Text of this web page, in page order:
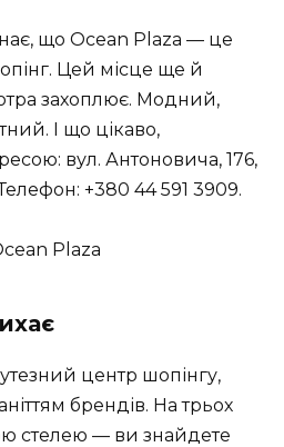
що Ocean Plaza — це
Цей місце ще й
захоплює. Модний,
І що цікаво,
вул. Антоновича, 176,
+380 44 591 3909.
центр шопінгу,
брендів. На трьох
стелею — ви знайдете